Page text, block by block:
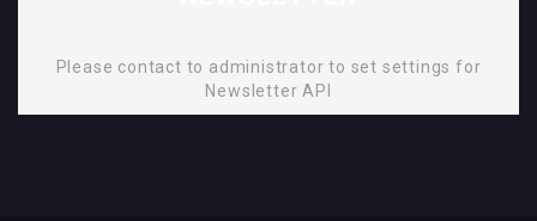
Please contact to administrator to set settings for
Newsletter API